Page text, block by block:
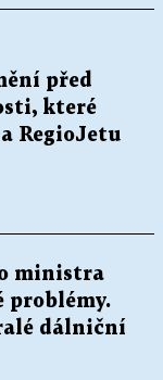
před
které
RegioJetu
ministra
problémy.
dálniční